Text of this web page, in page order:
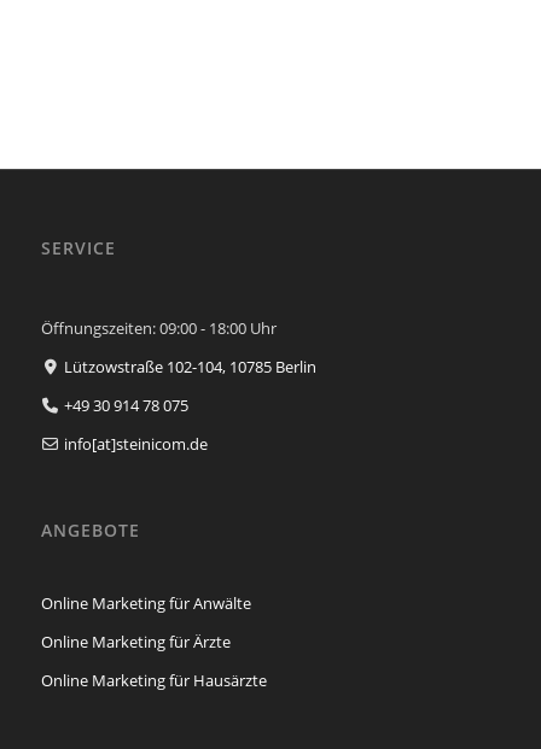
SERVICE
Öffnungszeiten: 09:00 - 18:00 Uhr
Lützowstraße 102-104, 10785 Berlin
+49 30 914 78 075
info[at]steinicom.de
ANGEBOTE
Online Marketing für Anwälte
Online Marketing für Ärzte
Online Marketing für Hausärzte